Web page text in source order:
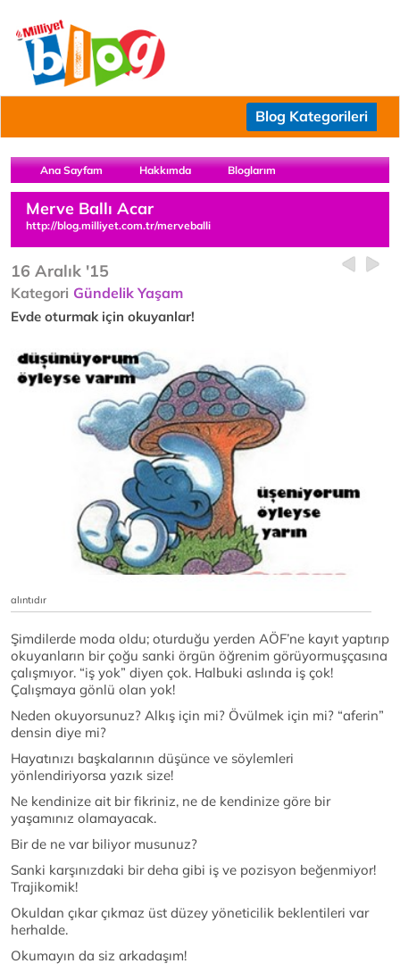
Blog Kategorileri
Ana Sayfam Hakkımda Bloglarım
Merve Ballı Acar
http://blog.milliyet.com.tr/merveballi
16 Aralık '15
Kategori Gündelik Yaşam
Evde oturmak için okuyanlar!
alıntıdır
Şimdilerde moda oldu; oturduğu yerden AÖF’ne kayıt yaptırıp
okuyanların bir çoğu sanki örgün öğrenim görüyormuşçasına
çalışmıyor. “iş yok” diyen çok. Halbuki aslında iş çok!
Çalışmaya gönlü olan yok!
Neden okuyorsunuz? Alkış için mi? Övülmek için mi? “aferin”
densin diye mi?
Hayatınızı başkalarının düşünce ve söylemleri
yönlendiriyorsa yazık size!
Ne kendinize ait bir fikriniz, ne de kendinize göre bir
yaşamınız olamayacak.
Bir de ne var biliyor musunuz?
Sanki karşınızdaki bir deha gibi iş ve pozisyon beğenmiyor!
Trajikomik!
Okuldan çıkar çıkmaz üst düzey yöneticilik beklentileri var
herhalde.
Okumayın da siz arkadaşım!